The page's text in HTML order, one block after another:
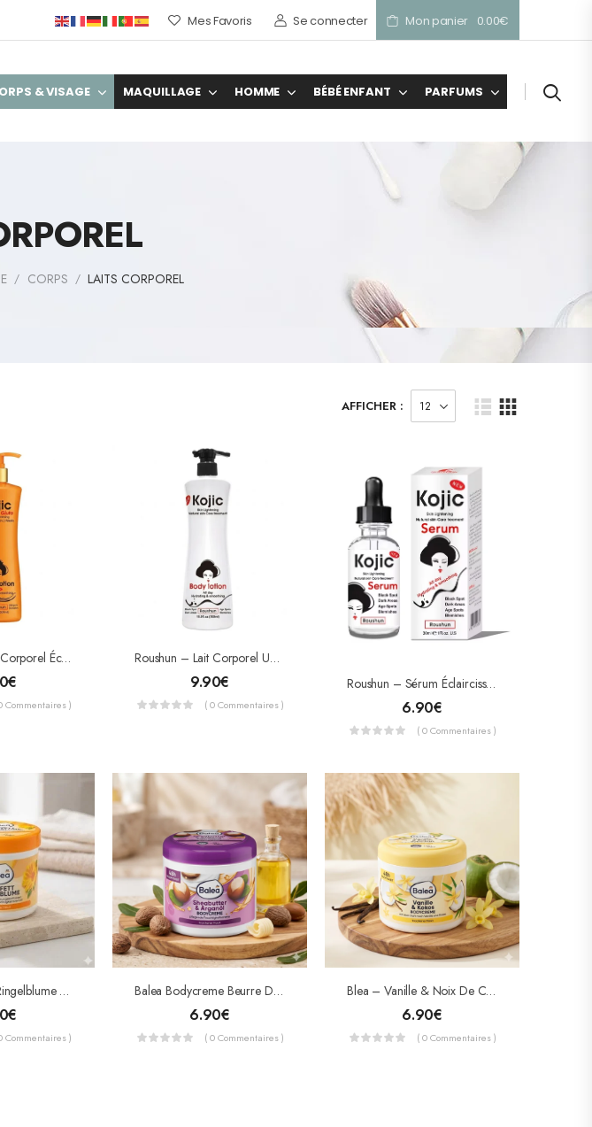
Mes Favoris Se connecter Mon panier 0.00€
& VISAGE MAQUILLAGE HOMME BÉBÉ ENFANT PARFUMS
/ CORPS / LAITS CORPOREL
AFFICHER :
Roushun – Lait Corporel Éclaircissant Intense Kojic Gluta – Acide Kojique & Glutathion (500 Ml)
€
Commentaires )
Roushun – Lait Corporel Unifiant & Éclaircissant À L’Acide Kojique – Anti-Taches & Hydratation Intense (500 Ml)
9.90€
( 0 Commentaires )
Roushun – Sérum Éclaircissant Kojic Acid – Anti-Taches Brunnes & Zones Sombres – 30ml
6.90€
( 0 Commentaires )
Balea Melkfett Ringelblume – Protection & Soin Intense Au Calendula – 250 Ml
€
Commentaires )
Balea Bodycreme Beurre De Karité & Huile D’Argan 500ml
6.90€
( 0 Commentaires )
Blea – Vanille & Noix De Coco Crème Pour Le Corps 500ml
6.90€
( 0 Commentaires )